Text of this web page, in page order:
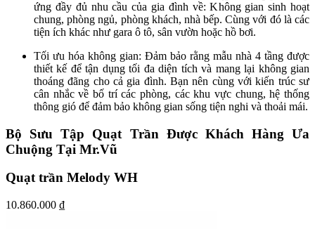
ứng đầy đủ nhu cầu của gia đình về: Không gian sinh hoạt
chung, phòng ngủ, phòng khách, nhà bếp. Cùng với đó là các
tiện ích khác như gara ô tô, sân vườn hoặc hồ bơi.
Tối ưu hóa không gian: Đảm bảo rằng mẫu nhà 4 tầng được
thiết kế để tận dụng tối đa diện tích và mang lại không gian
thoáng đãng cho cả gia đình. Bạn nên cùng với kiến trúc sư
cân nhắc về bố trí các phòng, các khu vực chung, hệ thống
thông gió để đảm bảo không gian sống tiện nghi và thoải mái.
Bộ Sưu Tập Quạt Trần Được Khách Hàng Ưa
Chuộng Tại Mr.Vũ
Quạt trần Melody WH
10.860.000 ₫